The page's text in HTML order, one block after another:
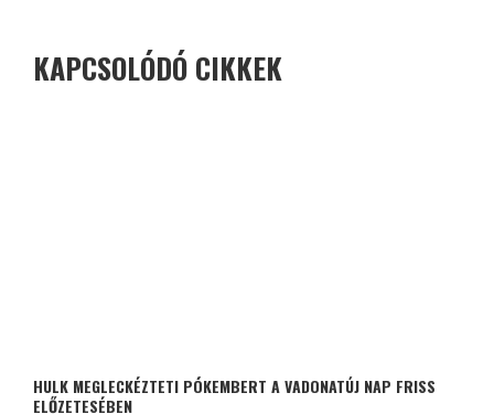
KAPCSOLÓDÓ CIKKEK
HULK MEGLECKÉZTETI PÓKEMBERT A VADONATÚJ NAP FRISS
ELŐZETESÉBEN